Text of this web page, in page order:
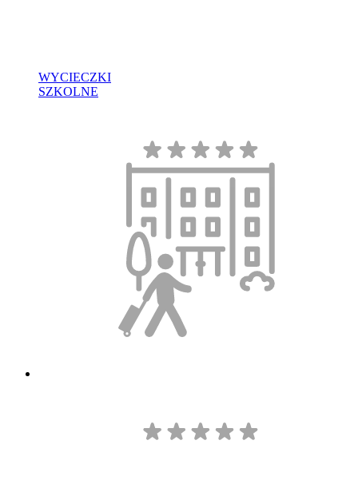
WYCIECZKI
SZKOLNE